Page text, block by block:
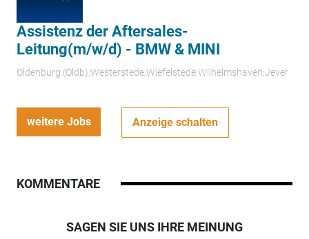
Assistenz der Aftersales-
Leitung(m/w/d) - BMW & MINI
Oldenburg (Oldb);Westerstede;Wiefelstede;Wilhelmshaven;Jever
weitere Jobs Anzeige schalten
KOMMENTARE
SAGEN SIE UNS IHRE MEINUNG